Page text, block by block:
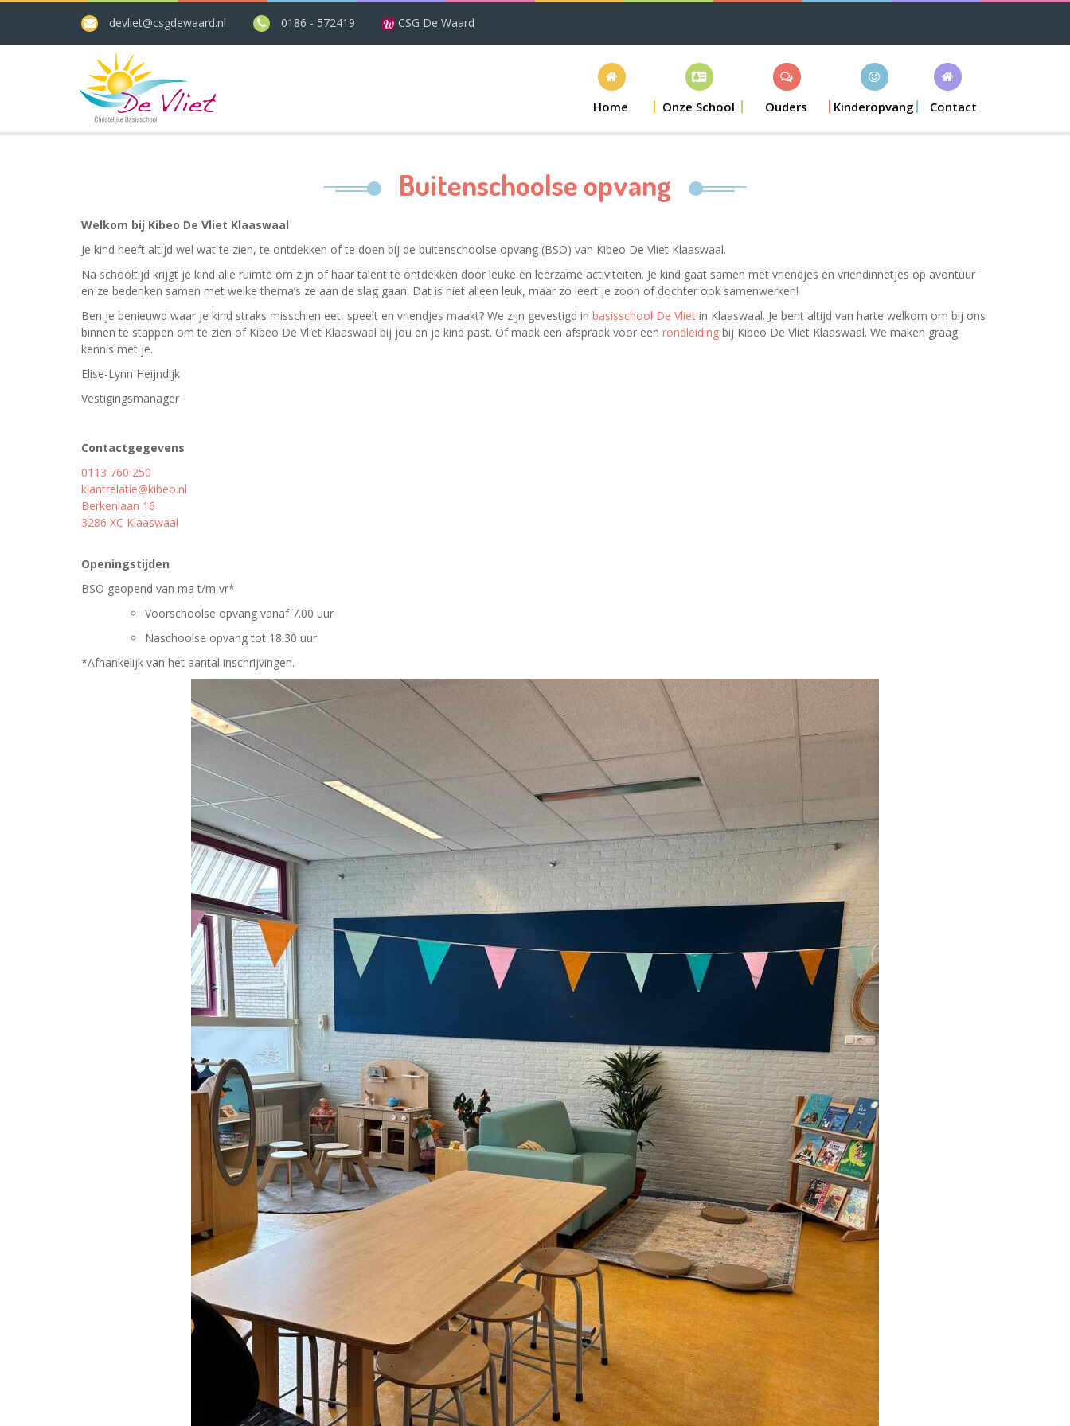
devliet@csgdewaard.nl 0186 - 572419 CSG De Waard
Home Onze School Ouders Kinderopvang Contact
Buitenschoolse opvang
Welkom bij Kibeo De Vliet Klaaswaal
Je kind heeft altijd wel wat te zien, te ontdekken of te doen bij de buitenschoolse opvang (BSO) van Kibeo De Vliet Klaaswaal.
Na schooltijd krijgt je kind alle ruimte om zijn of haar talent te ontdekken door leuke en leerzame activiteiten. Je kind gaat samen met vriendjes en vriendinnetjes op avontuur
en ze bedenken samen met welke thema’s ze aan de slag gaan. Dat is niet alleen leuk, maar zo leert je zoon of dochter ook samenwerken!
Ben je benieuwd waar je kind straks misschien eet, speelt en vriendjes maakt? We zijn gevestigd in basisschool De Vliet in Klaaswaal. Je bent altijd van harte welkom om bij ons
binnen te stappen om te zien of Kibeo De Vliet Klaaswaal bij jou en je kind past. Of maak een afspraak voor een rondleiding bij Kibeo De Vliet Klaaswaal. We maken graag
kennis met je.
Elise-Lynn Heijndijk
Vestigingsmanager
Contactgegevens
0113 760 250
klantrelatie@kibeo.nl
Berkenlaan 16
3286 XC Klaaswaal
Openingstijden
BSO geopend van ma t/m vr*
Voorschoolse opvang vanaf 7.00 uur
Naschoolse opvang tot 18.30 uur
*Afhankelijk van het aantal inschrijvingen.